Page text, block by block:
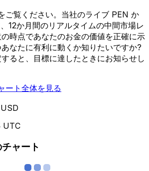
ご覧ください。当社のライブ PEN か
12か月間のリアルタイムの中間市場レ
時点であなたのお金の価値を正確に示
なたに有利に動くか知りたいですか?
ると、目標に達したときにお知らせし
ート全体を見る
UTC
ャート